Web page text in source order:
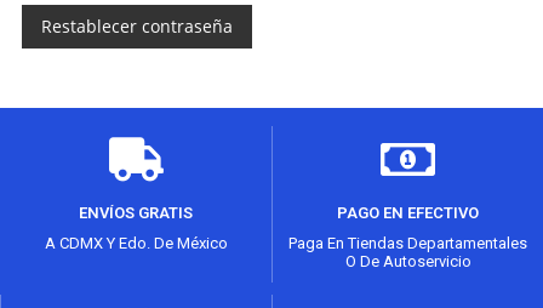
Restablecer contraseña
ENVÍOS GRATIS
A CDMX Y Edo. De México
PAGO EN EFECTIVO
Paga En Tiendas Departamentales
O De Autoservicio